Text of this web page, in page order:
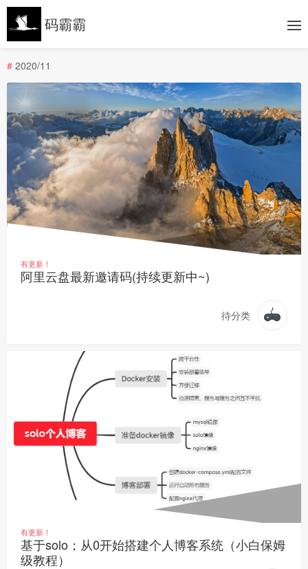
码霸霸
# 2020/11
有更新！
阿里云盘最新邀请码(持续更新中~)
待分类
有更新！
基于solo；从0开始搭建个人博客系统（小白保姆
级教程）